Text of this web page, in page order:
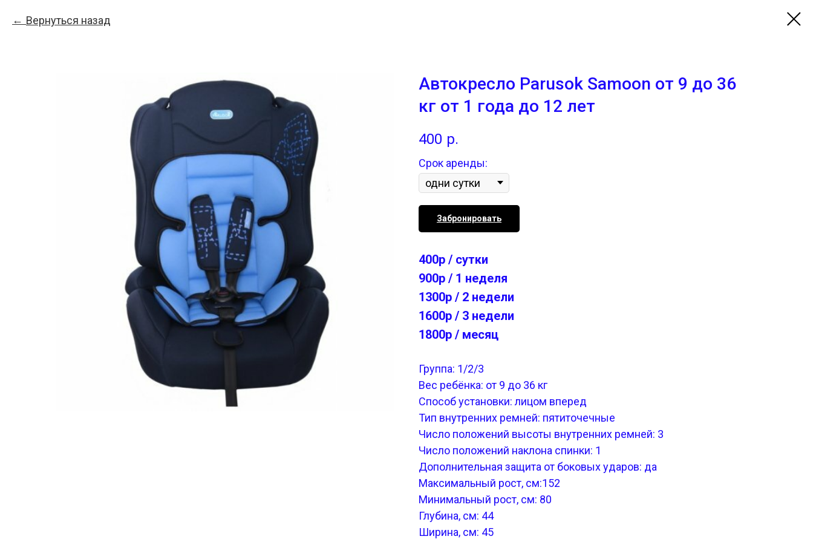
Вернуться назад
Автокресло Parusok Samoon от 9 до 36
кг от 1 года до 12 лет
400 р.
Срок аренды:
Забронировать
400р / сутки
900р / 1 неделя
1300р / 2 недели
1600р / 3 недели
1800р / месяц
Группа: 1/2/3
Вес ребёнка: от 9 до 36 кг
Способ установки: лицом вперед
Тип внутренних ремней: пятиточечные
Число положений высоты внутренних ремней: 3
Число положений наклона спинки: 1
Дополнительная защита от боковых ударов: да
Максимальный рост, см:152
Минимальный рост, см: 80
Глубина, см: 44
Ширина, см: 45